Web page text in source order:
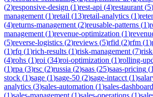
(2)responsive-design (1)rest-api (4)restaurant (5)
management (1)retail (13)retail-analytics (1)
(4)returns-management (2)reusable-patterns (1)
management (1)revenue-optimization (1)
(5)reverse-logistics (2)reviews (5)rfid (2)rfm (1)
(1)rfq (1)rich-results (1)risk-management (7)
(4)rohs (1)roi (34)roi-optimization (1)rolling-
(1)rpa (3)rsc (2)russia (2)saas (25)saas-pricing (1
stock (1)sage (1)sage-50 (2)sage-intacct (1)
analytics (3)sales-automation (1)sales-dashboard
(1)sales-management (1)sales-operations (1)